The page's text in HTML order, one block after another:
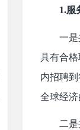
1.服
一
具有合
内招聘
全球经济
二